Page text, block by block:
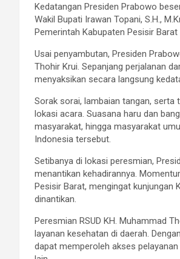
r
a
m
e
r
o
o
k
A
p
p
Kedatangan Presiden Prabowo
Wakil Bupati Irawan Topani, S.H.,
Pemerintah Kabupaten Pesisir
Usai penyambutan, Presiden
Thohir Krui. Sepanjang perjalanan
menyaksikan secara langsung
Sorak sorai, lambaian tangan, serta
lokasi acara. Suasana haru dan
masyarakat, hingga masyarakat
Indonesia tersebut.
Setibanya di lokasi peresmian,
menantikan kehadirannya.
Pesisir Barat, mengingat kunjungan
dinantikan.
Peresmian RSUD KH. Muhammad
layanan kesehatan di daerah.
dapat memperoleh akses